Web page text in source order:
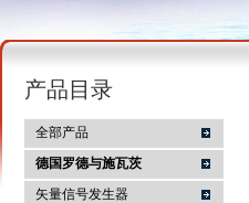
产品目录
全部产品
德国罗德与施瓦茨
矢量信号发生器